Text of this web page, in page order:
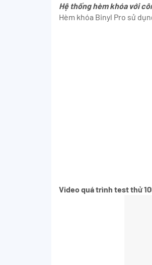
Hệ thống hèm khóa với
Hèm khóa Binyl Pro sử
Video quá trình test thử